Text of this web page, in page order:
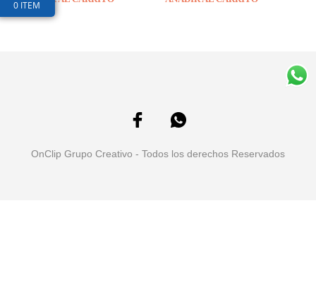
OnClip Grupo Creativo - Todos los derechos Reservados
0 ITEM